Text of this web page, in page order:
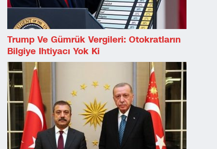
Trump Ve Gümrük Vergileri: Otokratların
Bilgiye Ihtiyacı Yok Ki